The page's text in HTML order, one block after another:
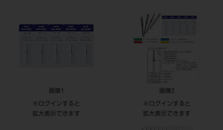
画像1
※ログインすると
拡大表示できます
画像2
※ログインすると
拡大表示できます